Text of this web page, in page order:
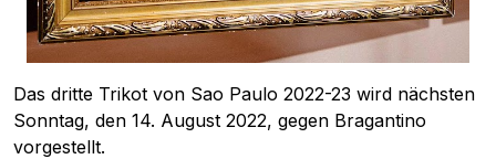
Das dritte Trikot von Sao Paulo 2022-23 wird nächsten
Sonntag, den 14. August 2022, gegen Bragantino
vorgestellt.